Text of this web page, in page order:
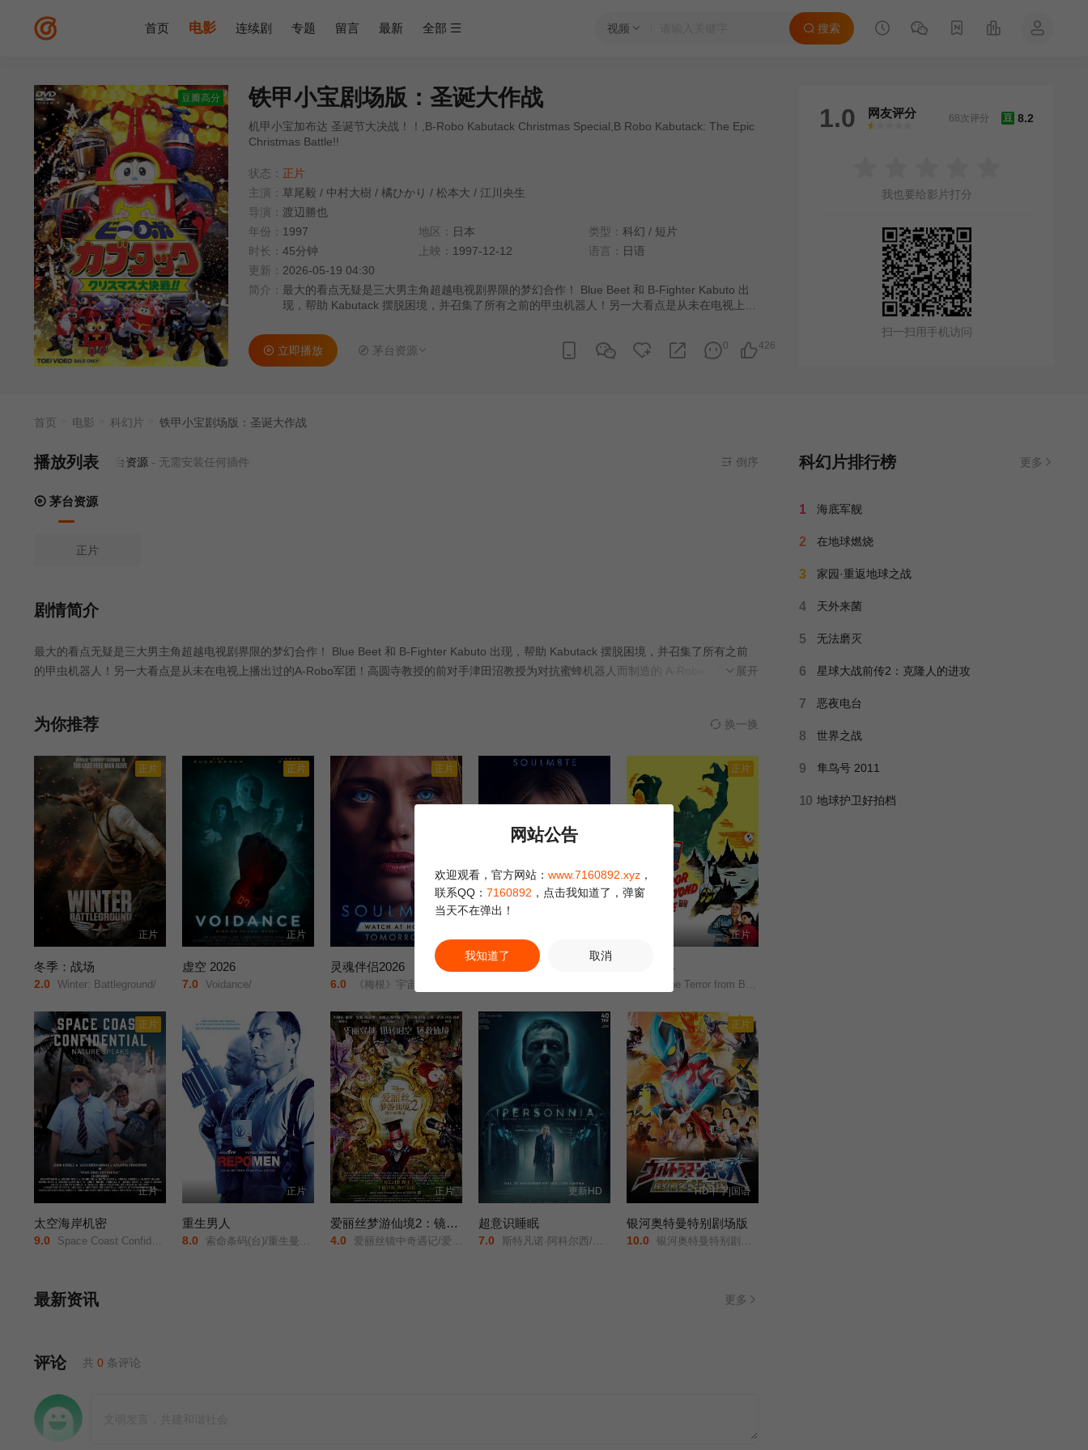
视频 搜索
首页 电影 连续剧 专题 留言 最新 全部
豆瓣高分 铁甲小宝剧场版：圣诞大作战
机甲小宝加布达 圣诞节大决战！！,B-Robo Kabutack Christmas Special,B Robo Kabutack: The Epic
Christmas Battle!!
状态： 正片
主演： 草尾毅 / 中村大樹 / 橘ひかり / 松本大 / 江川央生
导演： 渡辺勝也
年份： 1997 地区： 日本 类型： 科幻 / 短片
时长： 45分钟 上映： 1997-12-12 语言： 日语
更新： 2026-05-19 04:30
简介： 最大的看点无疑是三大男主角超越电视剧界限的梦幻合作！ Blue Beet 和 B-Fighter Kabuto 出
现，帮助 Kabutack 摆脱困境，并召集了所有之前的甲虫机器人！另一大看点是从未在电视上播
Kabutack 和蜜蜂机器人联军之间展开了一场决定性的战斗！除了饰演圣诞老人的藤谷富美子之
外，《Jetman》中的岸田理香（白天鹅）和内田小百合（蓝燕子）、《B-Fighter》中的土屋大
辅（Blue Beat）、《B-Fighter Kabuto》中的中里荣一郎（Kabuto）也将作为特邀嘉宾登场！
426
0
立即播放 茅台资源
1.0 网友评分
很差
较差还行推荐力荐
豆 8.2
68次评分
我也要给影片打分
扫一扫用手机访问
首页 电影 科幻片 铁甲小宝剧场版：圣诞大作战
播放列表
当前资源来源 茅台资源- 无需安装任何插件 倒序
茅台资源
正片
剧情简介
最大的看点无疑是三大男主角超越电视剧界限的梦幻合作！ Blue Beet 和 B-Fighter Kabuto 出现，帮助 Kabutack 摆脱困境，并召集了所有之前
的甲虫机器人！另一大看点是从未在电视上播出过的A-Robo军团！高圆寺教授的前对手津田沼教授为对抗蜜蜂机器人而制造的 A-Robo，与 Kabu
版挤满了只有在 OV 中才可能出现的激烈战斗，以及你在电视上永远看不到的精彩场面！
展开
为你推荐 换一换
正片
正片
冬季：战场
2.0 Winter: Battleground/
正片
正片
虚空 2026
7.0 Voidance/
正片
灵魂伴侣2026
6.0 《梅根》宇宙外传/夺魂伴侣/
正片
正片
外星恶客
It! The Terror from Beyond Space/
正片
正片
太空海岸机密
9.0 Space Coast Confidential/
正片
重生男人
8.0 索命条码(台)/重生曼波/回收人/追讨人/Repossession Men/
正片
爱丽丝梦游仙境2：镜中奇遇记
4.0 爱丽丝镜中奇遇记/爱丽丝梦游仙境2：穿越魔镜(港)/魔境梦游：时光怪客(台)/Alice in Wonderland: Through the Looking Glass/
更新HD
超意识睡眠
7.0 斯特凡诺·阿科尔西/桑德拉·切卡莱利/
正片
HD中字|国语
银河奥特曼特别剧场版
10.0 银河奥特曼特别剧场版：怪兽争夺战/
最新资讯 更多
评论 共 0 条评论
科幻片排行榜 更多
1 海底军舰
2 在地球燃烧
3 家园·重返地球之战
4 天外来菌
5 无法磨灭
6 星球大战前传2：克隆人的进攻
7 恶夜电台
8 世界之战
9 隼鸟号 2011
10 地球护卫好拍档
网站公告
欢迎观看，官方网站： www.7160892.xyz ，
联系QQ： 7160892 ，点击我知道了，弹窗
当天不在弹出！
我知道了 取消